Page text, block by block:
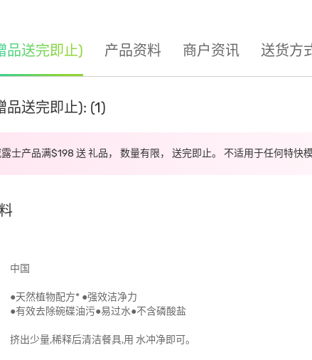
品送完即止) 产品资料 商户资讯 送货方
品送完即止): (1)
士产品满$198 送 礼品， 数量有限， 送完即止。 不适用于任何特快
中国
●天然植物配方* ●强效洁净力
●有效去除碗碟油污●易过水●不含磷酸盐
挤出少量,稀释后清洁餐具,用 水冲净即可。